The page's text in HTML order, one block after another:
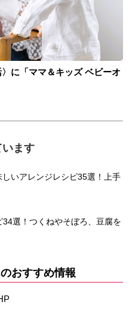
に「ママ＆キッズ ベビーオ
います
しいアレンジレシピ35選！上手
選！つくねやそぼろ、豆腐を
おすすめ情報